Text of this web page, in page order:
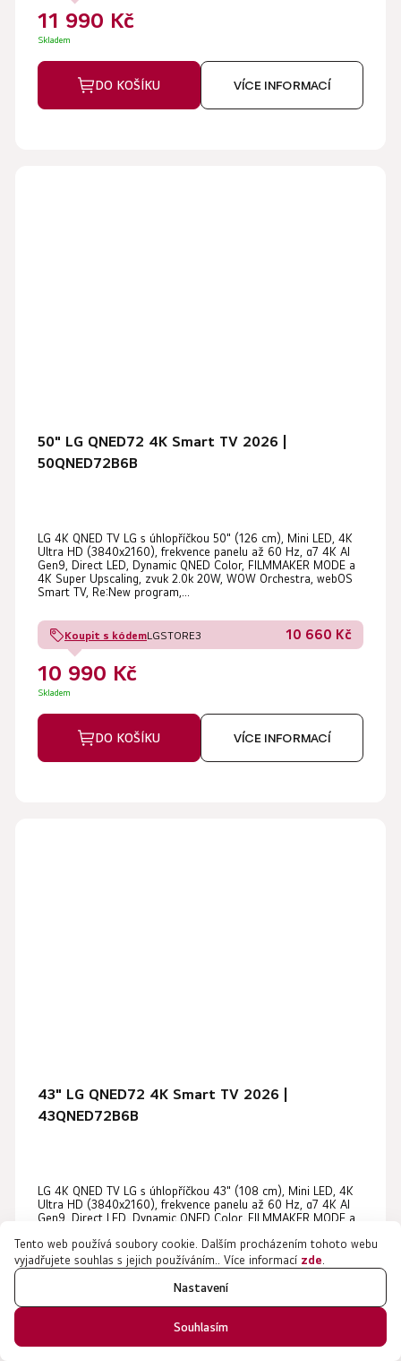
Tento web používá soubory cookie. Dalším procházením tohoto webu
vyjadřujete souhlas s jejich používáním.. Více informací zde
Nastavení
Souhlasím
11 990 Kč
Skladem
DO KOŠÍKU VÍCE INFORMACÍ
50" LG QNED72 4K Smart TV 2026 |
50QNED72B6B
LG 4K QNED TV LG s úhlopříčkou 50" (126 cm), Mini LED, 4K
Ultra HD (3840x2160), frekvence panelu až 60 Hz, α7 4K AI
Gen9, Direct LED, Dynamic QNED Color, FILMMAKER MODE a
4K Super Upscaling, zvuk 2.0k 20W, WOW Orchestra, webOS
Smart TV, Re:New program,...
Koupit s kódemLGSTORE3 10 660 Kč
10 990 Kč
Skladem
DO KOŠÍKU VÍCE INFORMACÍ
43" LG QNED72 4K Smart TV 2026 |
43QNED72B6B
LG 4K QNED TV LG s úhlopříčkou 43" (108 cm), Mini LED, 4K
Ultra HD (3840x2160), frekvence panelu až 60 Hz, α7 4K AI
Gen9, Direct LED, Dynamic QNED Color, FILMMAKER MODE a
Smart TV, Re:New program,...
LGSTORE3
Skladem